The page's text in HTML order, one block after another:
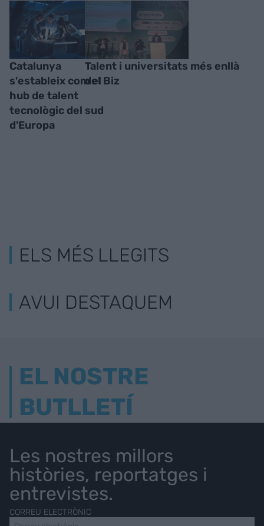
Catalunya
s'estableix com el
hub de talent
tecnològic del sud
d'Europa
Talent i universitats més enllà
del Biz
ELS MÉS LLEGITS
AVUI DESTAQUEM
EL NOSTRE
BUTLLETÍ
Les nostres millors
històries, reportatges i
entrevistes.
CORREU ELECTRÒNIC